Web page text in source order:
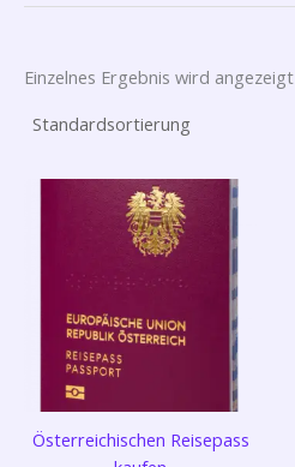
Einzelnes Ergebnis wird angezeigt
Österreichischen Reisepass